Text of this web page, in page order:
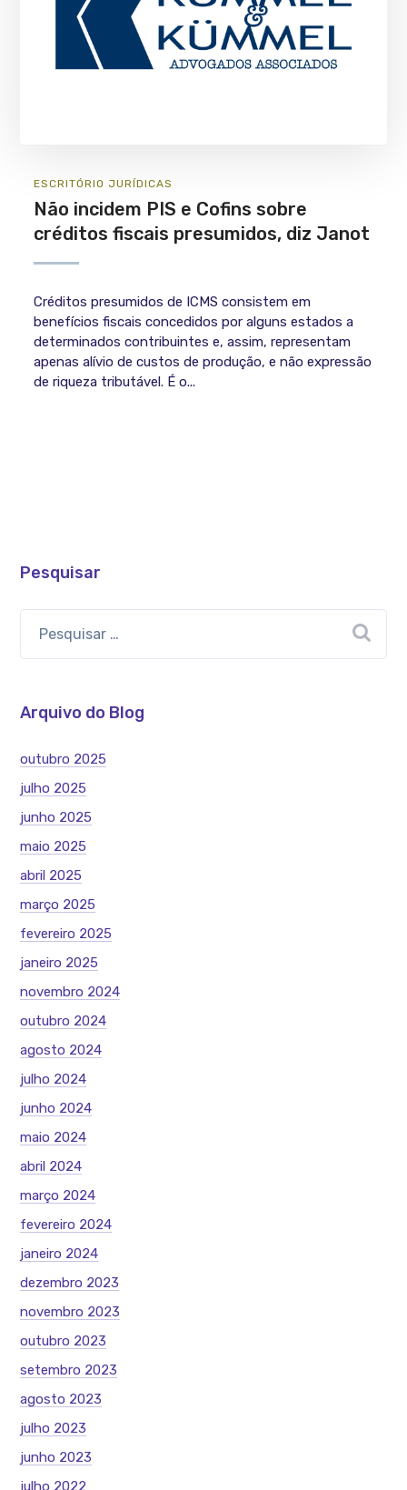
ESCRITÓRIO JURÍ­DICAS
Não incidem PIS e Cofins sobre
créditos fiscais presumidos, diz Janot
Créditos presumidos de ICMS consistem em
benefícios fiscais concedidos por alguns estados a
determinados contribuintes e, assim, representam
apenas alívio de custos de produção, e não expressão
de riqueza tributável. É o...
Pesquisar
Arquivo do Blog
outubro 2025
julho 2025
junho 2025
maio 2025
abril 2025
março 2025
fevereiro 2025
janeiro 2025
novembro 2024
outubro 2024
agosto 2024
julho 2024
junho 2024
maio 2024
abril 2024
março 2024
fevereiro 2024
janeiro 2024
dezembro 2023
novembro 2023
outubro 2023
setembro 2023
agosto 2023
julho 2023
junho 2023
julho 2022